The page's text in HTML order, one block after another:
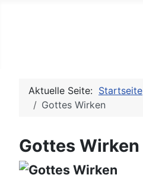
Aktuelle Seite: Startseite
Gottes Wirken
Gottes Wirken